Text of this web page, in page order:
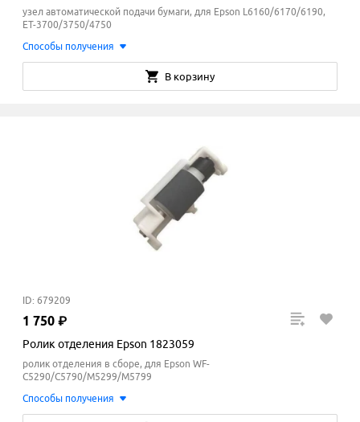
узел автоматической подачи бумаги, для Epson L6160/6170/6190,
ET-3700/3750/4750
Способы получения
В корзину
ID: 679209
1 750 ₽
Ролик отделения Epson 1823059
ролик отделения в сборе, для Epson WF-
C5290/C5790/M5299/M5799
Способы получения